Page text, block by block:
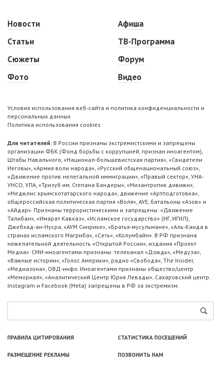
Новости
Статьи
Сюжеты
Фото
Афиша
ТВ-Программа
Форум
Видео
Условия использования веб-сайта и политика конфиденциальности и
персональных данных
Политика использования cookies
Для читателей: В России признаны экстремистскими и запрещены
организации ФБК (Фонд борьбы с коррупцией, признан иноагентом),
Штабы Навального, «Национал-большевистская партия», «Свидетели
Иеговы», «Армия воли народа», «Русский общенациональный союз»,
«Движение против нелегальной иммиграции», «Правый сектор», УНА-
УНСО, УПА, «Тризуб им. Степана Бандеры», «Мизантропик дивижн»,
«Меджлис крымскотатарского народа», движение «Артподготовка»,
общероссийская политическая партия «Воля», АУЕ, батальоны «Азов» и
«Айдар». Признаны террористическими и запрещены: «Движение
Талибан», «Имарат Кавказ», «Исламское государство» (ИГ, ИГИЛ),
Джебхад-ан-Нусра, «АУМ Синрике», «Братья-мусульмане», «Аль-Каида в
странах исламского Магриба», «Сеть», «Колумбайн». В РФ признана
нежелательной деятельность «Открытой России», издания «Проект
Медиа». СМИ-иноагентами признаны: телеканал «Дождь», «Медуза»,
«Важные истории», «Голос Америки», радио «Свобода», The Insider,
«Медиазона», ОВД-инфо. Иноагентами признаны общество/центр
«Мемориал», «Аналитический Центр Юрия Левады», Сахаровский центр.
Instagram и Facebook (Metа) запрещены в РФ за экстремизм.
ПРАВИЛА ЦИТИРОВАНИЯ СТАТИСТИКА ПОСЕЩЕНИЙ
РАЗМЕЩЕНИЕ РЕКЛАМЫ ПОЗВОНИТЬ НАМ